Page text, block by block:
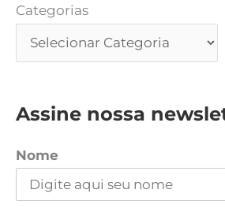
Categorias
Assine nossa
Nome